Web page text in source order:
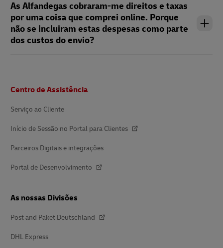
As Alfandegas cobraram-me direitos e taxas
por uma coisa que comprei online. Porque
não se incluiram estas despesas como parte
dos custos do envio?
Centro de Assistência
Serviço ao Cliente
Início de Sessão no Portal para Clientes
Parceiros Digitais e integrações
Portal de Desenvolvimento
As nossas Divisões
Post and Paket Deutschland
DHL Express